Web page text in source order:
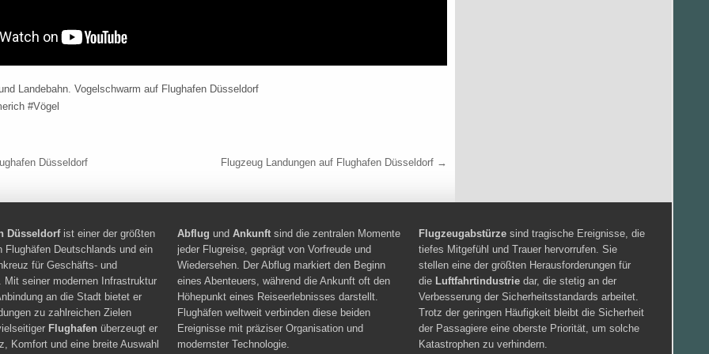
Landebahn. Vogelschwarm auf Flughafen Düsseldorf
#Vögel
Düsseldorf Flugzeug Landungen auf Flughafen Düsseldorf →
Düsseldorfist einer der größten
Flughäfen Deutschlands und ein
für Geschäfts- und
Mit seiner modernen Infrastruktur
an die Stadt bietet er
zu zahlreichen Zielen
Flughafen überzeugt er
Komfort und eine breite Auswahl
Abflug und Ankunft sind die zentralen Momente
jeder Flugreise, geprägt von Vorfreude und
Wiedersehen. Der Abflug markiert den Beginn
eines Abenteuers, während die Ankunft oft den
Höhepunkt eines Reiseerlebnisses darstellt.
Flughäfen weltweit verbinden diese beiden
Ereignisse mit präziser Organisation und
modernster Technologie.
Flugzeugabstürze sind tragische Ereignisse, die
tiefes Mitgefühl und Trauer hervorrufen. Sie
stellen eine der größten Herausforderungen für
die Luftfahrtindustrie dar, die stetig an der
Verbesserung der Sicherheitsstandards arbeitet.
Trotz der geringen Häufigkeit bleibt die Sicherheit
der Passagiere eine oberste Priorität, um solche
Katastrophen zu verhindern.